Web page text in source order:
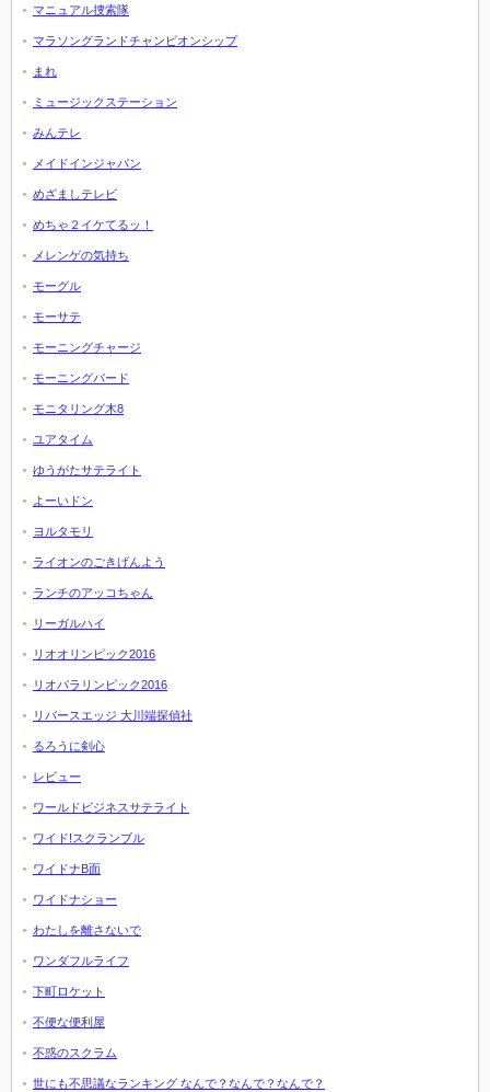
マニュアル捜索隊
マラソングランドチャンピオンシップ
まれ
ミュージックステーション
みんテレ
メイドインジャパン
めざましテレビ
めちゃ２イケてるッ！
メレンゲの気持ち
モーグル
モーサテ
モーニングチャージ
モーニングバード
モニタリング木8
ユアタイム
ゆうがたサテライト
よーいドン
ヨルタモリ
ライオンのごきげんよう
ランチのアッコちゃん
リーガルハイ
リオオリンピック2016
リオパラリンピック2016
リバースエッジ 大川端探偵社
るろうに剣心
レビュー
ワールドビジネスサテライト
ワイド!スクランブル
ワイドナB面
ワイドナショー
わたしを離さないで
ワンダフルライフ
下町ロケット
不便な便利屋
不惑のスクラム
世にも不思議なランキング なんで？なんで？なんで？